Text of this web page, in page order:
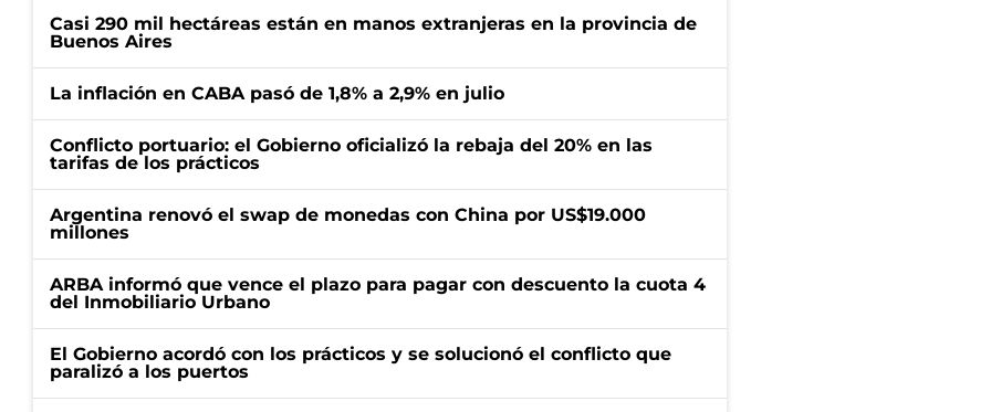
Casi 290 mil hectáreas están en manos extranjeras en la provincia de
Buenos Aires
La inflación en CABA pasó de 1,8% a 2,9% en julio
Conflicto portuario: el Gobierno oficializó la rebaja del 20% en las
tarifas de los prácticos
Argentina renovó el swap de monedas con China por US$19.000
millones
ARBA informó que vence el plazo para pagar con descuento la cuota 4
del Inmobiliario Urbano
El Gobierno acordó con los prácticos y se solucionó el conflicto que
paralizó a los puertos